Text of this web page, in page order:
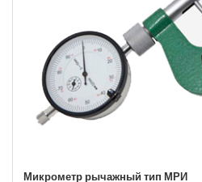
Микрометр рычажный тип МРИ